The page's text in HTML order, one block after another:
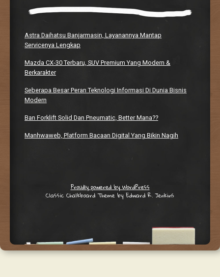
Astra Daihatsu Banjarmasin, Layanannya Mantap
Servicenya Lengkap
Mazda CX-30 Terbaru, SUV Premium Yang Modern &
Berkarakter
Seberapa Besar Peran Teknologi Informasi Di Dunia Bisnis
Modern
Ban Forklift Solid Dan Pneumatic, Better Mana??
Manhwaweb, Platform Bacaan Digital Yang Bikin Nagih
Proudly powered by WordPress
Classic Chalkboard Theme by Edward R. Jenkins